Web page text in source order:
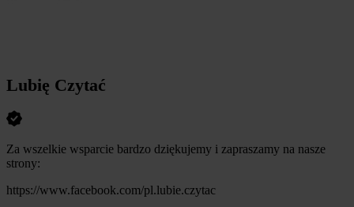
Lubię Czytać
Za wszelkie wsparcie bardzo dziękujemy i zapraszamy na nasze
strony:
https://www.facebook.com/pl.lubie.czytac